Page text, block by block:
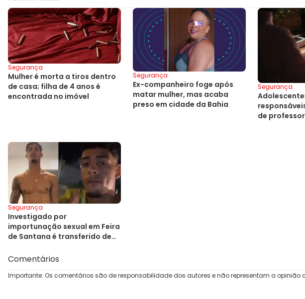
Segurança
Mulher é morta a tiros dentro
de casa; filha de 4 anos é
encontrada no imóvel
Segurança
Ex-companheiro foge após
matar mulher, mas acaba
preso em cidade da Bahia
Segurança
de
Segurança
Investigado por
importunação sexual em Feira
de Santana é transferido de
Comentários
Importante: Os comentários são de responsabilidade dos autores e não representam a opinião